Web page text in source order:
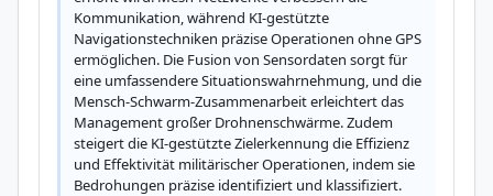
Kommunikation, während KI-gestützte
Navigationstechniken präzise Operationen ohne GPS
ermöglichen. Die Fusion von Sensordaten sorgt für
eine umfassendere Situationswahrnehmung, und die
Mensch-Schwarm-Zusammenarbeit erleichtert das
Management großer Drohnenschwärme. Zudem
steigert die KI-gestützte Zielerkennung die Effizienz
und Effektivität militärischer Operationen, indem sie
Bedrohungen präzise identifiziert und klassifiziert.